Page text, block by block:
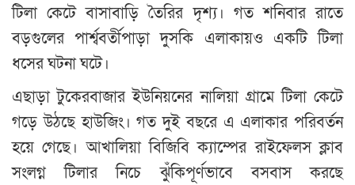
টিলা কেটে বাসাবাড়ি তৈরির দৃশ্য। গত শনিবার রাতে
বড়গুলের পার্শ্ববর্তীপাড়া দুসকি এলাকায়ও একটি টিলা
ধসের ঘটনা ঘটে।
এছাড়া টুকেরবাজার ইউনিয়নের নালিয়া গ্রামে টিলা কেটে
গড়ে উঠছে হাউজিং। গত দুই বছরে এ এলাকার পরিবর্তন
হয়ে গেছে। আখালিয়া বিজিবি ক্যাম্পের রাইফেলস ক্লাব
সংলগ্ন টিলার নিচে ঝুঁকিপূর্ণভাবে বসবাস করছে